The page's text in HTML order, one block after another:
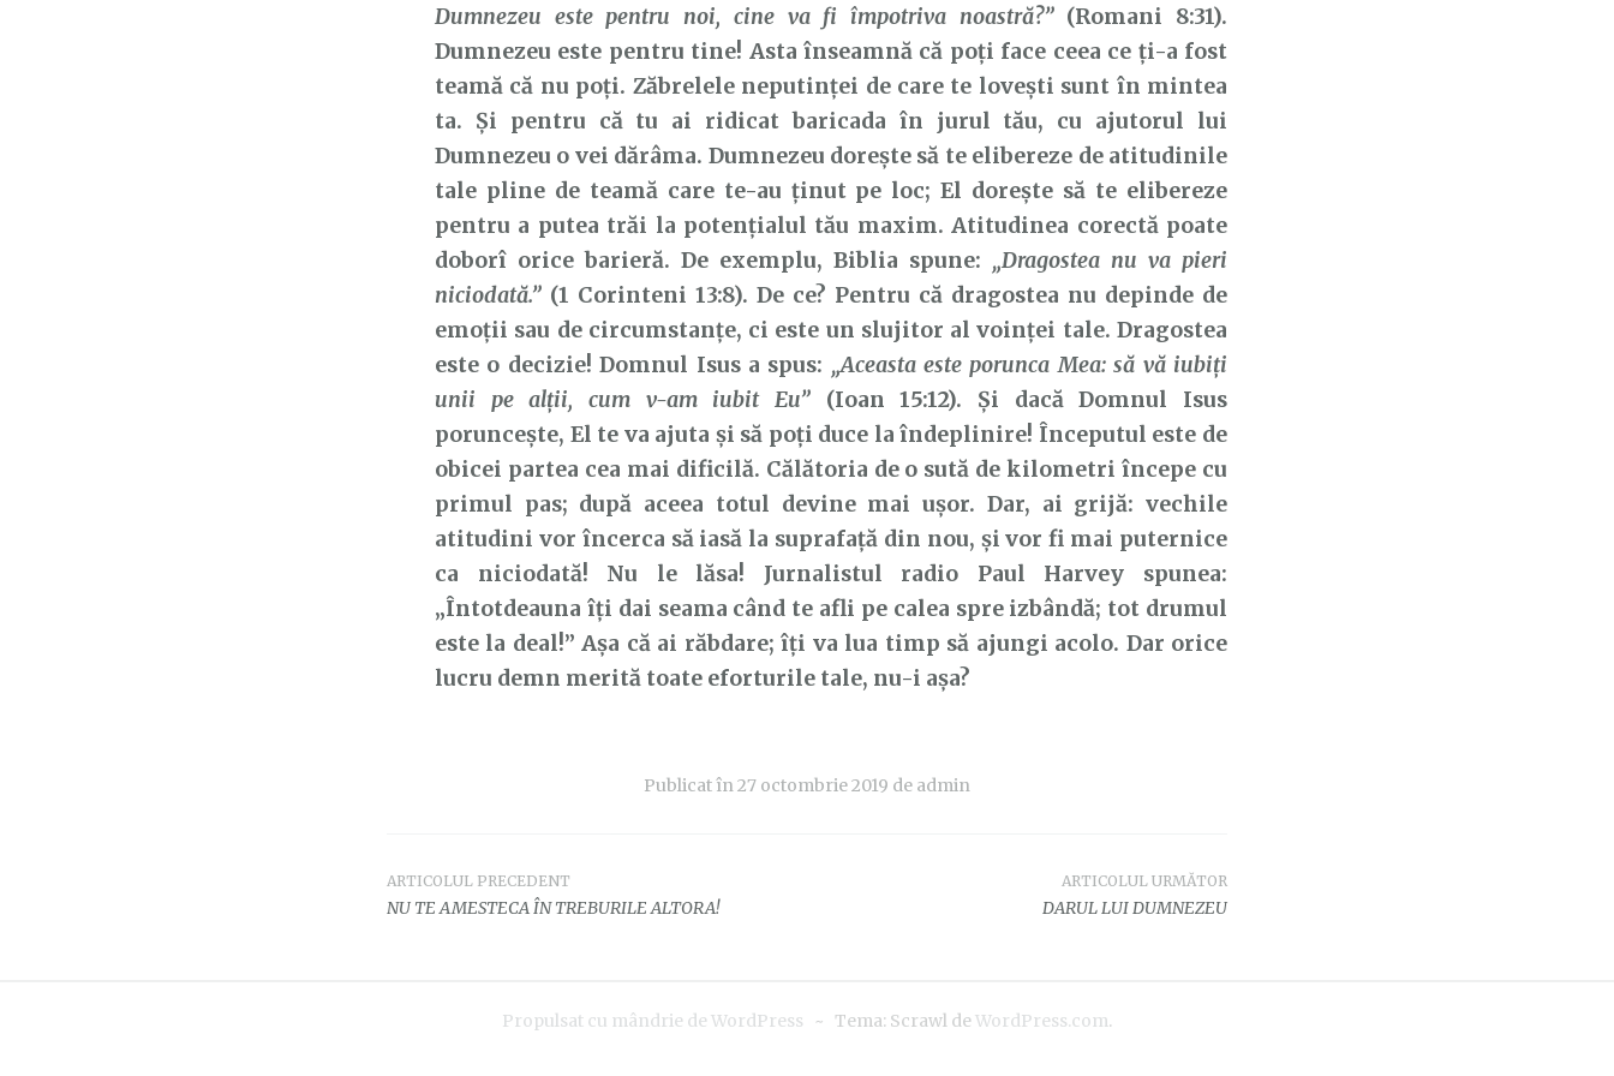
Dumnezeu este pentru noi, cine va fi împotriva noastră?”(Romani 8:31).
Dumnezeu este pentru tine! Asta înseamnă că poți face ceea ce ți-a fost
teamă că nu poți. Zăbrelele neputinței de care te lovești sunt în mintea
ta. Și pentru că tu ai ridicat baricada în jurul tău, cu ajutorul lui
Dumnezeu o vei dărâma. Dumnezeu dorește să te elibereze de atitudinile
tale pline de teamă care te-au ținut pe loc; El dorește să te elibereze
pentru a putea trăi la potențialul tău maxim. Atitudinea corectă poate
doborî orice barieră. De exemplu, Biblia spune: „Dragostea nu va pieri
niciodată.” (1 Corinteni 13:8). De ce? Pentru că dragostea nu depinde de
emoții sau de circumstanțe, ci este un slujitor al voinței tale. Dragostea
este o decizie! Domnul Isus a spus: „Aceasta este porunca Mea: să vă iubiți
unii pe alții, cum v-am iubit Eu” (Ioan 15:12). Și dacă Domnul Isus
poruncește, El te va ajuta și să poți duce la îndeplinire! Începutul este de
obicei partea cea mai dificilă. Călătoria de o sută de kilometri începe cu
primul pas; după aceea totul devine mai ușor. Dar, ai grijă: vechile
atitudini vor încerca să iasă la suprafață din nou, și vor fi mai puternice
ca niciodată! Nu le lăsa! Jurnalistul radio Paul Harvey spunea:
„Întotdeauna îți dai seama când te afli pe calea spre izbândă; tot drumul
este la deal!” Așa că ai răbdare; îți va lua timp să ajungi acolo. Dar orice
lucru demn merită toate eforturile tale, nu-i așa?
Publicat în27 octombrie 2019 de admin
Navigare
articole
ARTICOLUL PRECEDENT
NU TE AMESTECA ÎN TREBURILE ALTORA!
ARTICOLUL URMĂTOR
DARUL LUI DUMNEZEU
Propulsat cu mândrie de WordPress ~ Tema: Scrawl deWordPress.com.